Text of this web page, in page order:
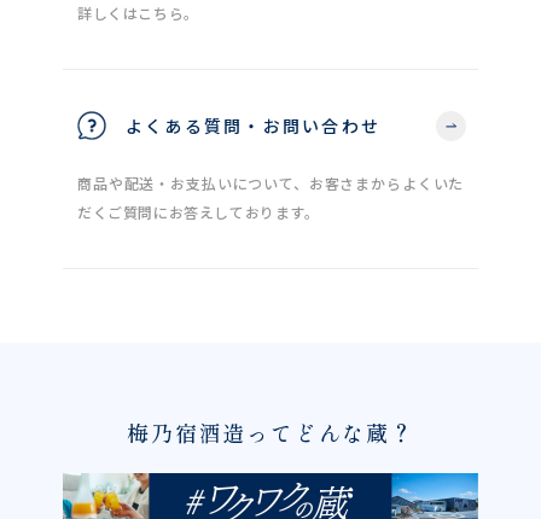
詳しくはこちら。
よくある質問・お問い合わせ
商品や配送・お支払いについて、お客さまからよくいた
だくご質問にお答えしております。
梅乃宿酒造ってどんな蔵？